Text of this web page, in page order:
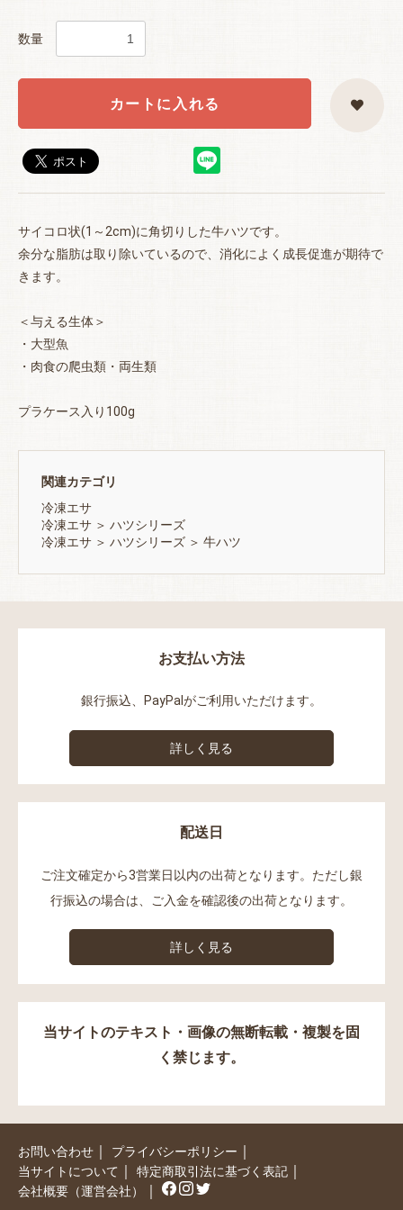
数量
カートに入れる
お買い物を続ける カートへ進む
サイコロ状(1～2cm)に角切りした牛ハツです。
余分な脂肪は取り除いているので、消化によく成長促進が期待で
きます。
＜与える生体＞
・大型魚
・肉食の爬虫類・両生類
プラケース入り100g
関連カテゴリ
冷凍エサ
冷凍エサ ＞ ハツシリーズ
冷凍エサ ＞ ハツシリーズ ＞ 牛ハツ
お支払い方法
銀行振込、PayPalがご利用いただけます。
詳しく見る
配送日
ご注文確定から3営業日以内の出荷となります。ただし銀
行振込の場合は、ご入金を確認後の出荷となります。
詳しく見る
当サイトのテキスト・画像の無断転載・複製を固
く禁じます。
お問い合わせ ｜ プライバシーポリシー ｜
当サイトについて ｜ 特定商取引法に基づく表記 ｜
会社概要（運営会社） ｜